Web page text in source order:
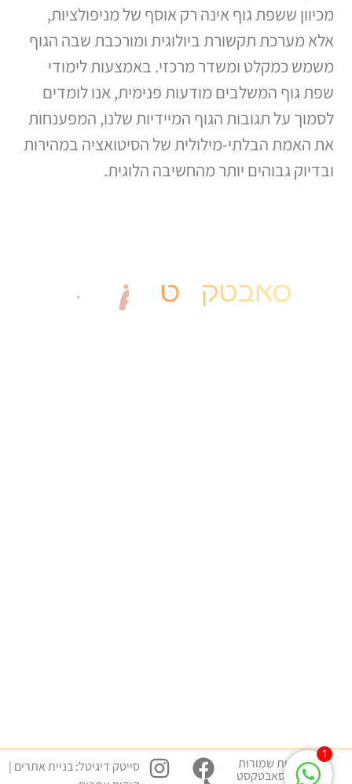
מכיוון ששפת גוף אינה רק אוסף של מניפולציות,
אלא מערכת תקשורת ביולוגית ומורכבת שבה הגוף
משמש כמקלט ומשדר מרכזי. באמצעות לימודי
שפת גוף המשלבים מודעות פנימית, אנו לומדים
לסמוך על תגובות הגוף המיידיות שלנו, המפענחות
את האמת הבלתי-מילולית של הסיטואציה במהירות
ובדיוק גבוהים יותר מהחשיבה הלוגית.
כל הזכויות שמורות
למכללת סאבטקסט
סייטק דיגיטל:בניית אתרים |
1